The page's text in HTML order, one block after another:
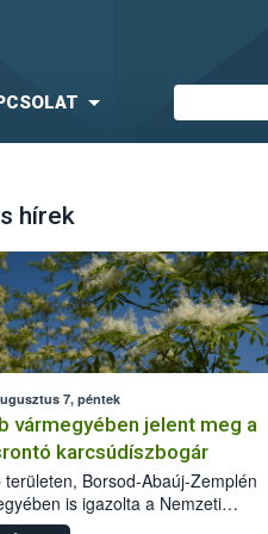
hírek
7, péntek
vármegyében jelent meg a
karcsúdíszbogár
területen, Borsod-Abaúj-Zemplén
is igazolta a Nemzeti
biztonsági Hivatal (Nébih) a